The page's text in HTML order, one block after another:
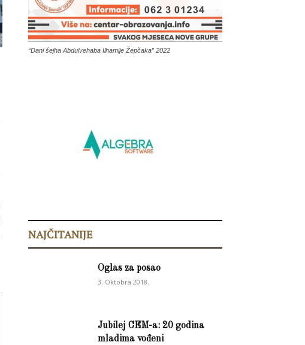
“Dani šejha Abdulvehaba Ilhamije Žepčaka” 2022
NAJČITANIJE
Oglas za posao
3. Oktobra 2018.
Jubilej CEM-a: 20 godina
mladima vođeni